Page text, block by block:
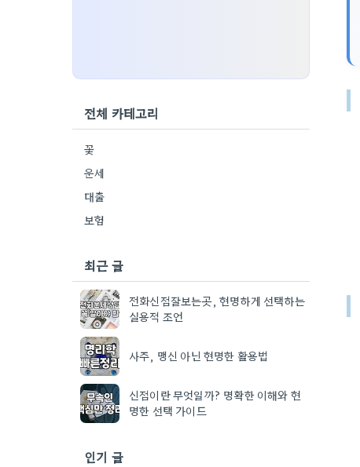
전체 카테고리
꽃
운세
대출
보험
최근 글
전화신점잘보는곳, 현명하게 선택하는
실용적 조언
사주, 맹신 아닌 현명한 활용법
신점이란 무엇일까? 명확한 이해와 현
명한 선택 가이드
인기 글